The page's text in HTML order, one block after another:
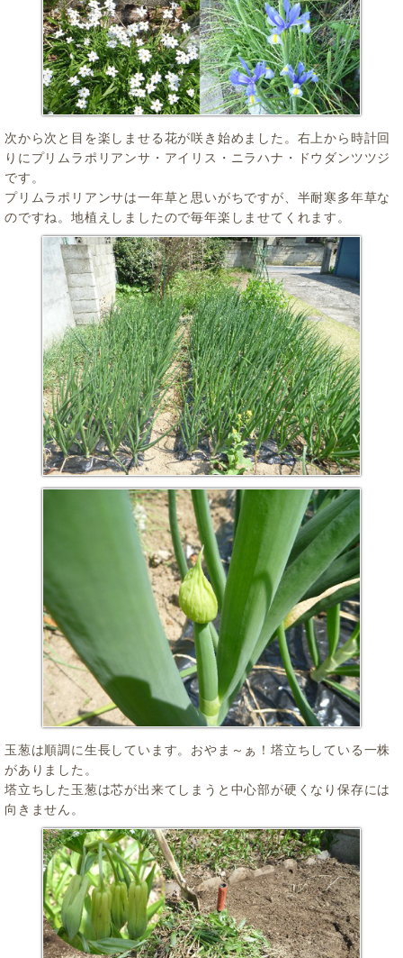
次から次と目を楽しませる花が咲き始めました。右上から時計回
りにプリムラポリアンサ・アイリス・ニラハナ・ドウダンツツジ
です。
プリムラポリアンサは一年草と思いがちですが、半耐寒多年草な
のですね。地植えしましたので毎年楽しませてくれます。
玉葱は順調に生長しています。おやま～ぁ！塔立ちしている一株
がありました。
塔立ちした玉葱は芯が出来てしまうと中心部が硬くなり保存には
向きません。